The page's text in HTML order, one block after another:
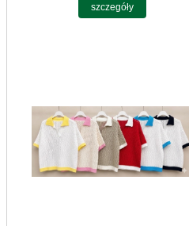
szczegóły